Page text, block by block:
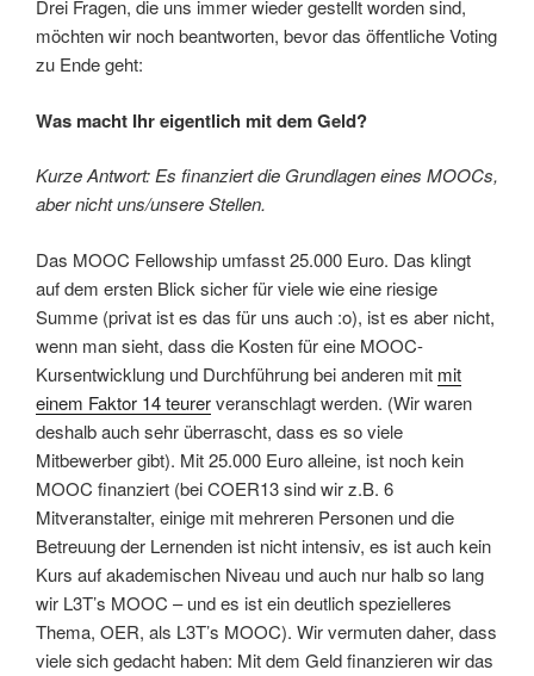
Drei Fragen, die uns immer wieder gestellt worden sind,
möchten wir noch beantworten, bevor das öffentliche Voting
zu Ende geht:
Was macht Ihr eigentlich mit dem Geld?
Kurze Antwort: Es finanziert die Grundlagen eines MOOCs,
aber nicht uns/unsere Stellen.
Das MOOC Fellowship umfasst 25.000 Euro. Das klingt
auf dem ersten Blick sicher für viele wie eine riesige
Summe (privat ist es das für uns auch :o), ist es aber nicht,
wenn man sieht, dass die Kosten für eine MOOC-
Kursentwicklung und Durchführung bei anderen mit mit
einem Faktor 14 teurerveranschlagt werden. (Wir waren
deshalb auch sehr überrascht, dass es so viele
Mitbewerber gibt). Mit 25.000 Euro alleine, ist noch kein
MOOC finanziert (bei COER13 sind wir z.B. 6
Mitveranstalter, einige mit mehreren Personen und die
Betreuung der Lernenden ist nicht intensiv, es ist auch kein
Kurs auf akademischen Niveau und auch nur halb so lang
wir L3T’s MOOC – und es ist ein deutlich spezielleres
Thema, OER, als L3T’s MOOC). Wir vermuten daher, dass
viele sich gedacht haben: Mit dem Geld finanzieren wir das